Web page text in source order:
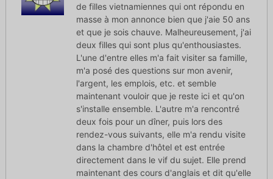
de filles vietnamiennes qui ont répondu en
masse à mon annonce bien que j'aie 50 ans
et que je sois chauve. Malheureusement, j'ai
deux filles qui sont plus qu'enthousiastes.
L'une d'entre elles m'a fait visiter sa famille,
m'a posé des questions sur mon avenir,
l'argent, les emplois, etc. et semble
maintenant vouloir que je reste ici et qu'on
s'installe ensemble. L'autre m'a rencontré
deux fois pour un dîner, puis lors des
rendez-vous suivants, elle m'a rendu visite
dans la chambre d'hôtel et est entrée
directement dans le vif du sujet. Elle prend
maintenant des cours d'anglais et dit qu'elle